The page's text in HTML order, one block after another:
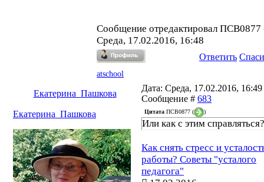
Сообщение отредактировал ПСВ0877
Среда, 17.02.2016, 16:48
Ответить
atschool
Екатерина_Пашкова
Дата: Среда, 17.02.2016, 16:49
Сообщение # 683
Екатерина_Пашкова
Цитата ПСВ0877 ( )
Или как с этим справляться?
Как снять стресс и
работы? Советы "усталого
педагога"